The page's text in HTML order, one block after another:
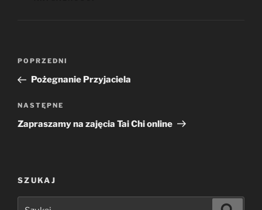
Nawigacja
Poprzedni
wpis
POPRZEDNI
Pożegnanie Przyjaciela
Następny
wpis
NASTĘPNE
Zapraszamy na zajęcia Tai Chi online
SZUKAJ